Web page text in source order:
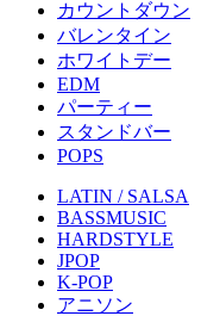
カウントダウン
バレンタイン
ホワイトデー
EDM
パーティー
スタンドバー
POPS
LATIN / SALSA
BASSMUSIC
HARDSTYLE
JPOP
K-POP
アニソン